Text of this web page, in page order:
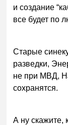
и создание
все будет по
Старые
разведки,
не при МВД,
сохранятся.
А ну скажите,